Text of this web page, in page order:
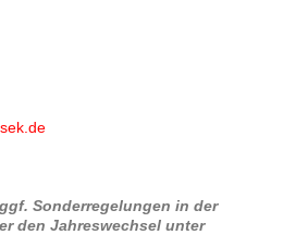
Sonderregelungen in der
den Jahreswechsel unter